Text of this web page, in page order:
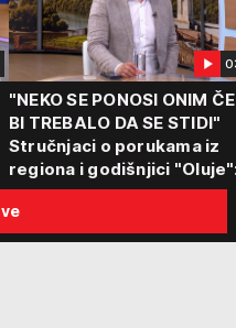
"NEKO SE PONOSI ONIM
BI TREBALO DA SE STIDI"
Stručnjaci o porukama iz
regiona i godišnjici
"Ponos na stradanje je
anticivilizacijska poruka"